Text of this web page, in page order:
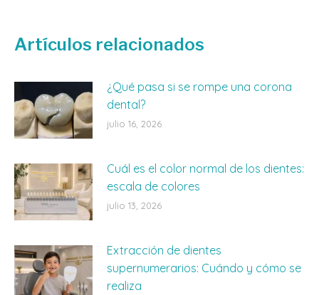
Artículos relacionados
¿Qué pasa si se rompe una corona
dental?
julio 16, 2026
Cuál es el color normal de los dientes:
escala de colores
julio 13, 2026
Extracción de dientes
supernumerarios: Cuándo y cómo se
realiza